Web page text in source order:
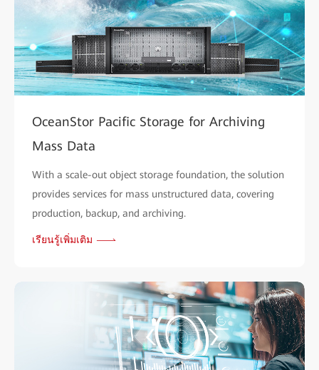
OceanStor Pacific Storage for Archiving
Mass Data
With a scale-out object storage foundation, the solution
provides services for mass unstructured data, covering
production, backup, and archiving.
เรียนรู้เพิ่มเติม